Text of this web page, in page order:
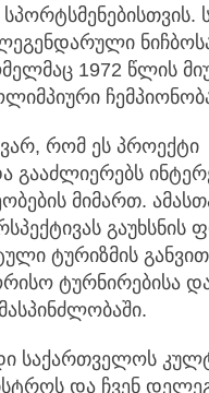
1972 წლის
რომ ეს პროექტი
გააძლიერებს
მიმართ.
გაუხსნის
ტურიზმის
ტურნირებისა
საქართველოს
და ჩვენ